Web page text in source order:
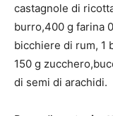
castagnole di
burro,400 g farina
bicchiere di rum, 1
150 g
di semi di arachidi.